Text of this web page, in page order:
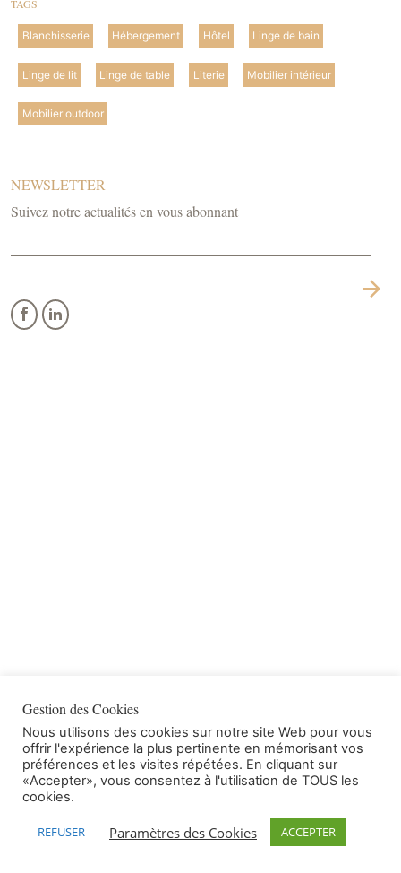
TAGS
Blanchisserie Hébergement Hôtel Linge de bain
Linge de lit Linge de table Literie Mobilier intérieur
Mobilier outdoor
NEWSLETTER
Suivez notre actualités en vous abonnant
Gestion des Cookies
Nous utilisons des cookies sur notre site Web pour vous
offrir l'expérience la plus pertinente en mémorisant vos
préférences et les visites répétées. En cliquant sur
«Accepter», vous consentez à l'utilisation de TOUS les
cookies.
REFUSER Paramètres des Cookies ACCEPTER